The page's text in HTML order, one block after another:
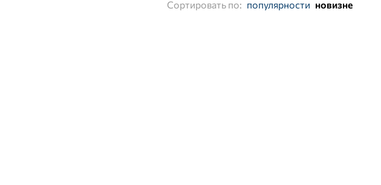
Сортировать по: популярности новизне